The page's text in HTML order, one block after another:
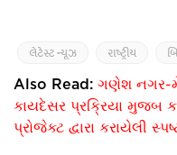
લેટેસ્ટ ન્યૂઝ રાષ્ટ્રીય
Also Read: ગણેશ નગર-
કાયદેસર પ્રક્રિયા મુજબ
પ્રોજેક્ટ દ્વારા કરાયેલી